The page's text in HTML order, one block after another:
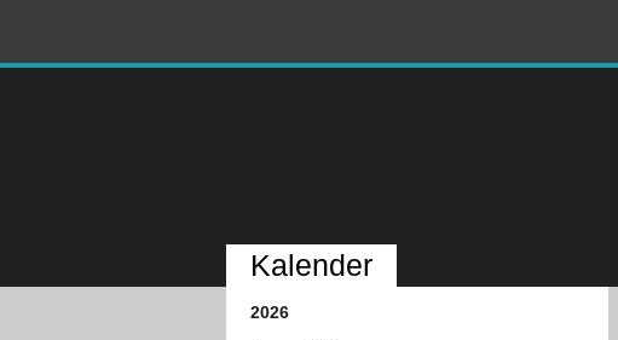
Kalender
2026